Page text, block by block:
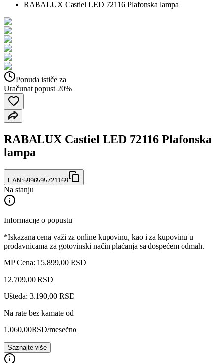
RABALUX Castiel LED 72116 Plafonska lampa
Ponuda ističe za
Uračunat popust 20%
RABALUX Castiel LED 72116 Plafonska
lampa
EAN:5996595721169
Na stanju
Informacije o popustu
*Iskazana cena važi za online kupovinu, kao i za kupovinu u
prodavnicama za gotovinski način plaćanja sa dospećem odmah.
MP Cena: 15.899,00 RSD
12.709,00 RSD
Ušteda: 3.190,00 RSD
Na rate bez kamate od
1.060,00RSD/mesečno
Saznajte više